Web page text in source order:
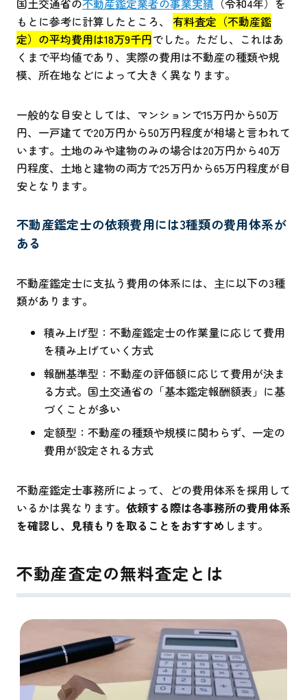
国土交通省の不動産鑑定業者の事業実績 （令和4年）を
もとに参考に計算したところ、 有料査定（不動産鑑
定）の平均費用は18万9千円でした。ただし、これはあ
くまで平均値であり、実際の費用は不動産の種類や規
模、所在地などによって大きく異なります。
一般的な目安としては、マンションで15万円から50万
円、一戸建てで20万円から50万円程度が相場と言われて
います。土地のみや建物のみの場合は20万円から40万
円程度、土地と建物の両方で25万円から65万円程度が目
安となります。
不動産鑑定士の依頼費用には3種類の費用体系が
ある
不動産鑑定士に支払う費用の体系には、主に以下の3種
類があります。
積み上げ型：不動産鑑定士の作業量に応じて費用
を積み上げていく方式
報酬基準型：不動産の評価額に応じて費用が決ま
る方式。国土交通省の「基本鑑定報酬額表」に基
づくことが多い
定額型：不動産の種類や規模に関わらず、一定の
費用が設定される方式
不動産鑑定士事務所によって、どの費用体系を採用して
いるかは異なります。 依頼する際は各事務所の費用体系
を確認し、見積もりを取ることをおすすめ します。
不動産査定の無料査定とは